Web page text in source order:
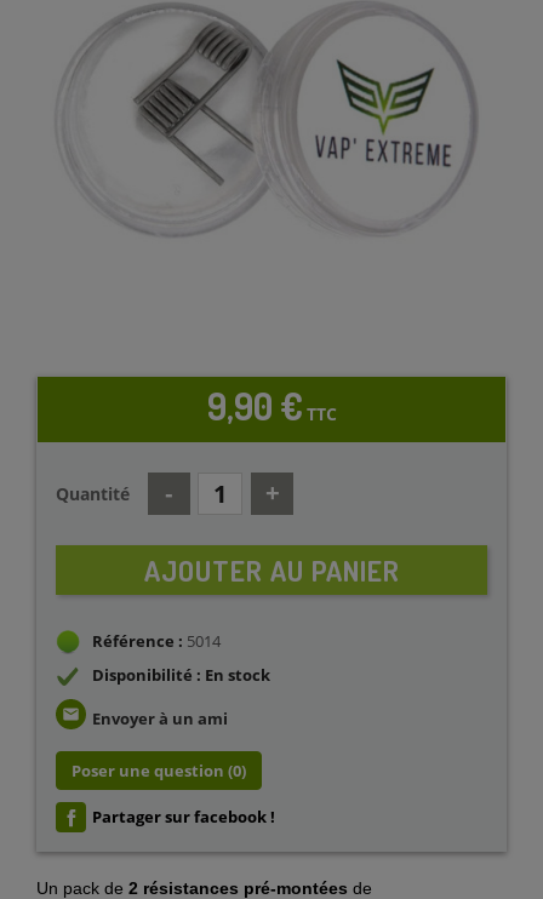
9,90 € TTC
Quantité
AJOUTER AU PANIER
Référence : 5014
Disponibilité : En stock
email Envoyer à un ami
Poser une question (0)
Partager sur facebook !
Un pack de 2 résistances pré-montées de